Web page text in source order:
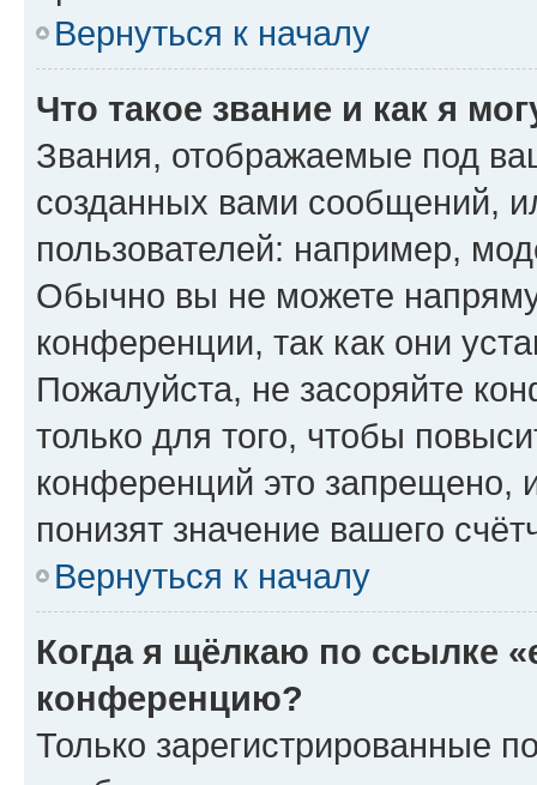
Вернуться к началу
Что такое звание и как я
Звания, отображаемые под
созданных вами сообщений,
пользователей: например,
Обычно вы не можете
конференции, так как они
Пожалуйста, не засоряйте
только для того, чтобы
конференций это запрещено,
понизят значение вашего
Вернуться к началу
Когда я щёлкаю по ссылке
конференцию?
Только зарегистрированные